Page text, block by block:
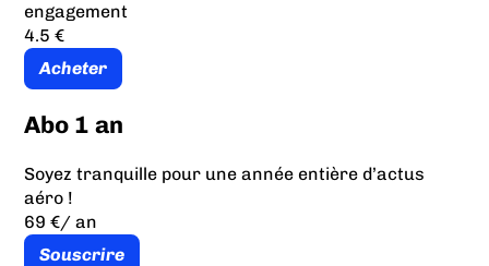
engagement
4.5 €
Acheter
Abo 1 an
Soyez tranquille pour une année entière d’actus
aéro !
69 €/ an
Souscrire